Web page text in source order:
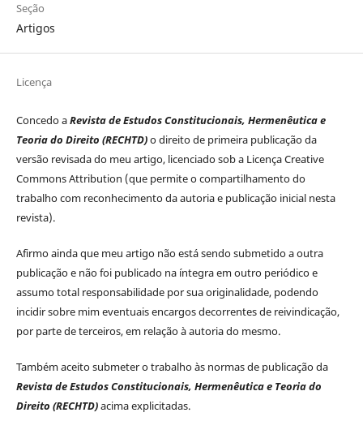
Seção
Artigos
Licença
Concedo aRevista de Estudos Constitucionais, Hermenêutica e
Teoria do Direito (RECHTD)o direito de primeira publicação da
versão revisada do meu artigo, licenciado sob a Licença Creative
Commons Attribution (que permite o compartilhamento do
trabalho com reconhecimento da autoria e publicação inicial nesta
revista).
Afirmo ainda que meu artigo não está sendo submetido a outra
publicação e não foi publicado na íntegra em outro periódico e
assumo total responsabilidade por sua originalidade, podendo
incidir sobre mim eventuais encargos decorrentes de reivindicação,
por parte de terceiros, em relação à autoria do mesmo.
Também aceito submeter o trabalho às normas de publicação da
Revista de Estudos Constitucionais, Hermenêutica e Teoria do
Direito (RECHTD)acima explicitadas.